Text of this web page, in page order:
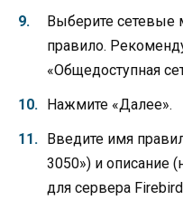
Выберите сетевые
правило.
«Общедоступная
Нажмите «Далее».
Введите имя
3050») и описание
для сервера